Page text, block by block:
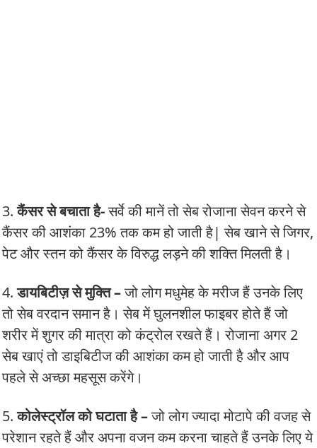
3.कैंसर से बचाता है-सर्वे की मानें तो सेब रोजाना सेवन करने से
कैंसर की आशंका 23% तक कम हो जाती है| सेब खाने से जिगर,
पेट और स्तन को कैंसर के विरुद्ध लड़ने की शक्ति मिलती है।
4.डायबिटीज़ से मुक्ति –जो लोग मधुमेह के मरीज हैं उनके लिए
तो सेब वरदान समान है। सेब में घुलनशील फाइबर होते हैं जो
शरीर में शुगर की मात्रा को कंट्रोल रखते हैं। रोजाना अगर 2
सेब खाएं तो डाइबिटीज की आशंका कम हो जाती है और आप
पहले से अच्छा महसूस करेंगे।
5.कोलेस्ट्रॉल को घटाता है –जो लोग ज्यादा मोटापे की वजह से
परेशान रहते हैं और अपना वजन कम करना चाहते हैं उनके लिए ये